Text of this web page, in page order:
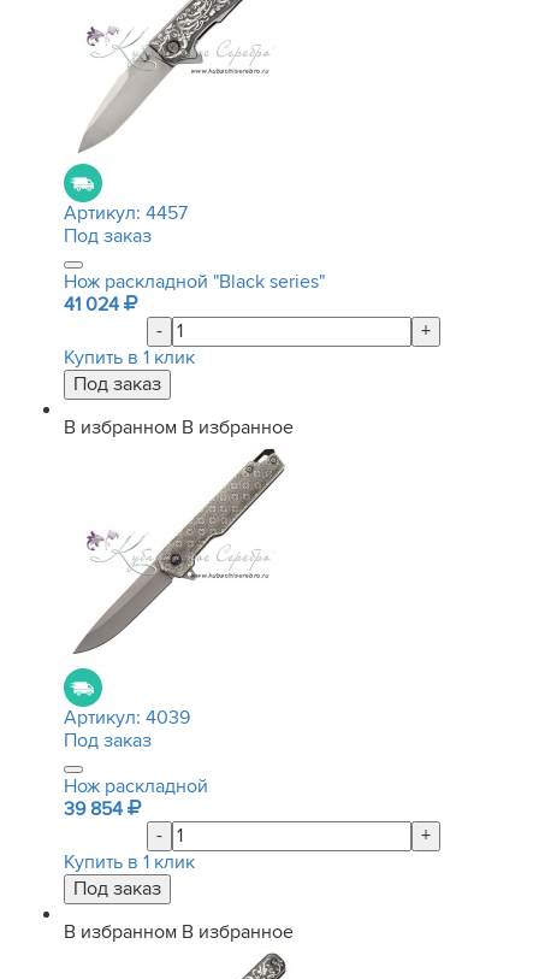
Артикул: 4457
Под заказ
Нож раскладной "Black series"
41 024
-
+
Купить в 1 клик
В избранном В избранное
Артикул: 4039
Под заказ
Нож раскладной
39 854
-
+
Купить в 1 клик
В избранном В избранное